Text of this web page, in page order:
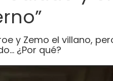
y Zemo el villano,
¿Por qué?